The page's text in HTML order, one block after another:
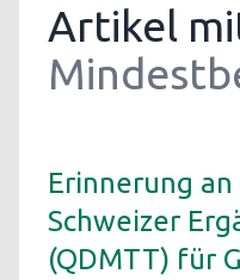
Artikel
Erinnerung
Schweizer
(QDMTT) für